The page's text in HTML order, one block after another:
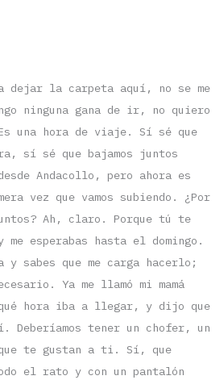
dejar la carpeta aquí, no se me
ninguna gana de ir, no quiero
una hora de viaje. Sí sé que
sí sé que bajamos juntos
Andacollo, pero ahora es
vez que vamos subiendo. ¿Por
Ah, claro. Porque tú te
esperabas hasta el domingo.
y sabes que me carga hacerlo;
Ya me llamó mi mamá
qué hora iba a llegar, y dijo que
Deberíamos tener un chofer, un
te gustan a ti. Sí, que
el rato y con un pantalón